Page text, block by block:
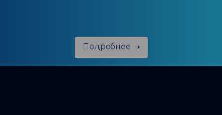
Подробнее